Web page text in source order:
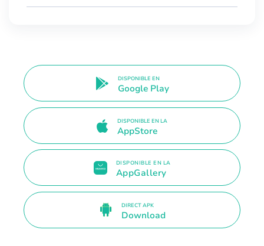
DISPONIBLE EN
Google Play
DISPONIBLE EN LA
AppStore
DISPONIBLE EN LA
AppGallery
DIRECT APK
Download